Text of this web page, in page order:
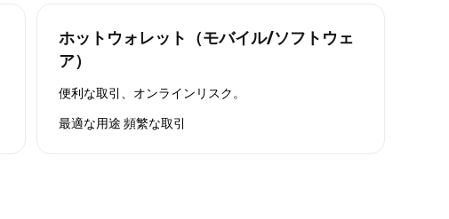
ホットウォレット（モバイル/ソフトウェ
ア）
便利な取引、オンラインリスク。
最適な用途 頻繁な取引